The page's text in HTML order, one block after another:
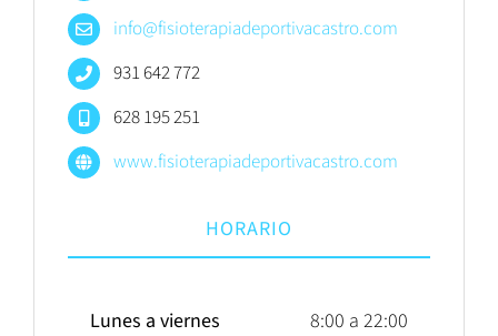
info@fisioterapiadeportivacastro.com
931 642 772
628 195 251
www.fisioterapiadeportivacastro.com
HORARIO
Lunes a viernes 8:00 a 22:00